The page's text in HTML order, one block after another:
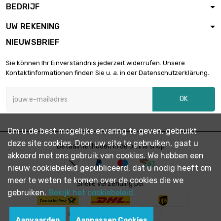
Dikte / sterkte :
breedte : 25mm
lengte : 0.5 Meter
1.5mm
breedte : 25mm
€ 79,91
Dikte / sterkte :
lengte : 0.5 Meter
Dikte / sterkte :
0.5mm
breedte : 30mm
€ 47,94 
lengte : 1 Meter
Dikte / sterkte :
0.5mm
breedte : 30mm
€ 95,88
BEDRIJF
UW REKENING
NIEUWSBRIEF
Sie können Ihr Einverständnis jederzeit widerrufen. Unsere
Kontaktinformationen finden Sie u. a. in der Datenschutzerklärung.
OK
Betaalmethoden in de online shop
Snelle verzending per
Om u de best mogelijke ervaring te geven, gebruikt
deze site cookies. Door uw site te gebruiken, gaat u
akkoord met ons gebruik van cookies. We hebben een
nieuw cookiebeleid gepubliceerd, dat u nodig heeft om
meer te weten te komen over de cookies die we
gebruiken. Bekijk het cookiebeleid.